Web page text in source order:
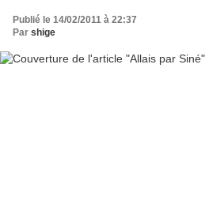
Publié le 14/02/2011 à 22:37
Par shige